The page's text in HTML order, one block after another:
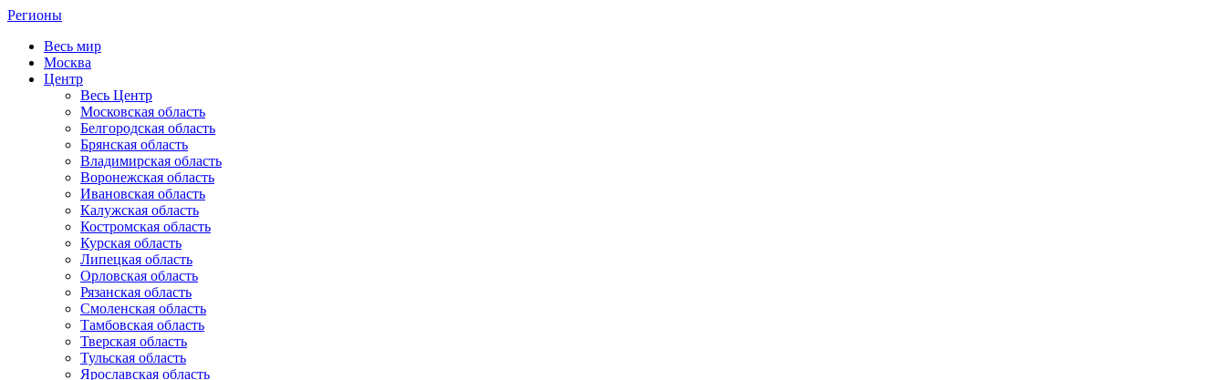
Регионы
Весь мир
Москва
Центр
Весь Центр
Московская область
Белгородская область
Брянская область
Владимирская область
Воронежская область
Ивановская область
Калужская область
Костромская область
Курская область
Липецкая область
Орловская область
Рязанская область
Смоленская область
Тамбовская область
Тверская область
Тульская область
Ярославская область